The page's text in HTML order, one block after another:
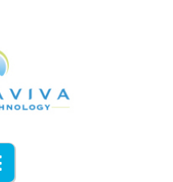
Navigation